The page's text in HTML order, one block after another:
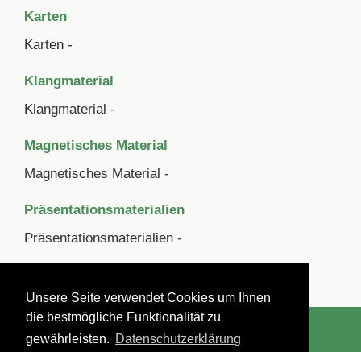
Unsere Seite verwendet Cookies um Ihnen
die bestmögliche Funktionalität zu
gewährleisten. Datenschutzerklärung
Karten
Karten -
Klangmaterial
Klangmaterial -
Magnetisches Material
Magnetisches Material -
Präsentationsmaterialien
Präsentationsmaterialien -
Impressum Datenschutzerklärung